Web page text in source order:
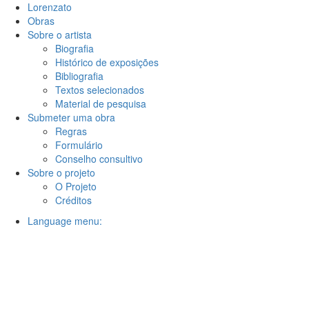
Lorenzato
Obras
Sobre o artista
Biografia
Histórico de exposições
Bibliografia
Textos selecionados
Material de pesquisa
Submeter uma obra
Regras
Formulário
Conselho consultivo
Sobre o projeto
O Projeto
Créditos
Language menu: